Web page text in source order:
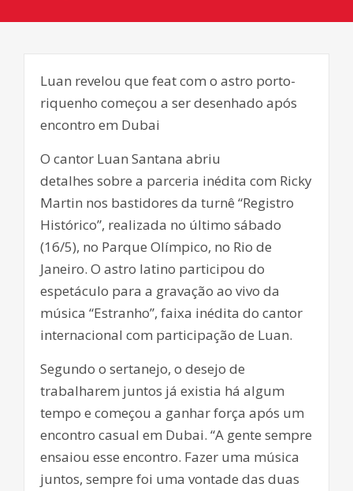
Luan revelou que feat com o astro porto-
riquenho começou a ser desenhado após
encontro em Dubai
O cantor Luan Santana abriu
detalhes sobre a parceria inédita com Ricky
Martin nos bastidores da turnê “Registro
Histórico”, realizada no último sábado
(16/5), no Parque Olímpico, no Rio de
Janeiro. O astro latino participou do
espetáculo para a gravação ao vivo da
música “Estranho”, faixa inédita do cantor
internacional com participação de Luan.
Segundo o sertanejo, o desejo de
trabalharem juntos já existia há algum
tempo e começou a ganhar força após um
encontro casual em Dubai. “A gente sempre
ensaiou esse encontro. Fazer uma música
juntos, sempre foi uma vontade das duas